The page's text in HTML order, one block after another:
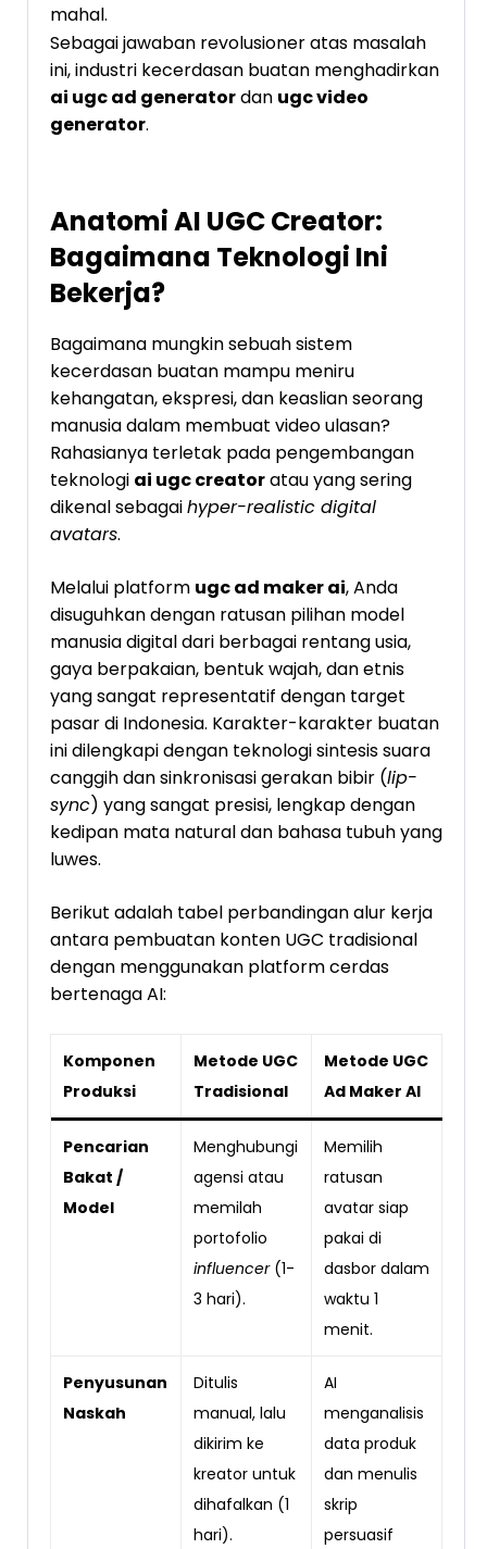
mahal.
Sebagai jawaban revolusioner atas masalah
ini, industri kecerdasan buatan menghadirkan
ai ugc ad generatordan ugc video
generator.
Anatomi AI UGC Creator:
Bagaimana Teknologi Ini
Bekerja?
Bagaimana mungkin sebuah sistem
kecerdasan buatan mampu meniru
kehangatan, ekspresi, dan keaslian seorang
manusia dalam membuat video ulasan?
Rahasianya terletak pada pengembangan
teknologi ai ugc creatoratau yang sering
dikenal sebagaihyper-realistic digital
avatars.
Melalui platform ugc ad maker ai, Anda
disuguhkan dengan ratusan pilihan model
manusia digital dari berbagai rentang usia,
gaya berpakaian, bentuk wajah, dan etnis
yang sangat representatif dengan target
pasar di Indonesia. Karakter-karakter buatan
ini dilengkapi dengan teknologi sintesis suara
canggih dan sinkronisasi gerakan bibir (lip-
sync) yang sangat presisi, lengkap dengan
kedipan mata natural dan bahasa tubuh yang
luwes.
Berikut adalah tabel perbandingan alur kerja
antara pembuatan konten UGC tradisional
dengan menggunakan platform cerdas
bertenaga AI:
Komponen
Produksi
Metode UGC
Tradisional
Metode UGC
Ad Maker AI
Pencarian
Bakat /
Model
Menghubungi
agensi atau
memilah
portofolio
influencer(1-
3 hari).
Memilih
ratusan
avatar siap
pakai di
dasbor dalam
waktu 1
menit.
Penyusunan
Naskah
Ditulis
manual, lalu
dikirim ke
kreator untuk
dihafalkan (1
hari).
AI
menganalisis
data produk
dan menulis
skrip
persuasif